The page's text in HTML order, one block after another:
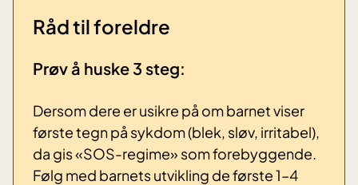
Råd til foreldre
Prøv å huske 3 steg:
Dersom dere er usikre på om barnet viser
første tegn på sykdom (blek, sløv, irritabel),
da gis «SOS-regime» som forebyggende.
Følg med barnets utvikling de første 1–4